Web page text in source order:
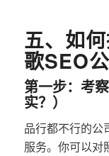
五、如
歌SEO
第一步：考
实？）
品行都不行的公
服务。你可以对